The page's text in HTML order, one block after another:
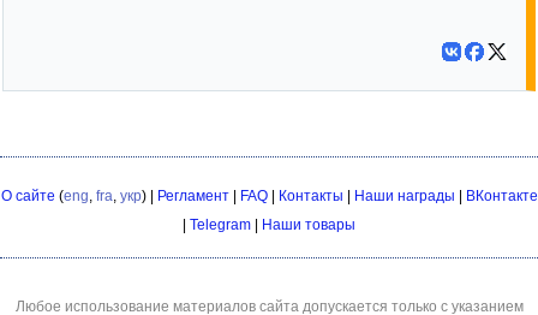
О сайте (eng, fra, укр) | Регламент| FAQ| Контакты Наши награды
ВКонтакте
Telegram Наши товары
Любое использование материалов сайта допускается только с указанием